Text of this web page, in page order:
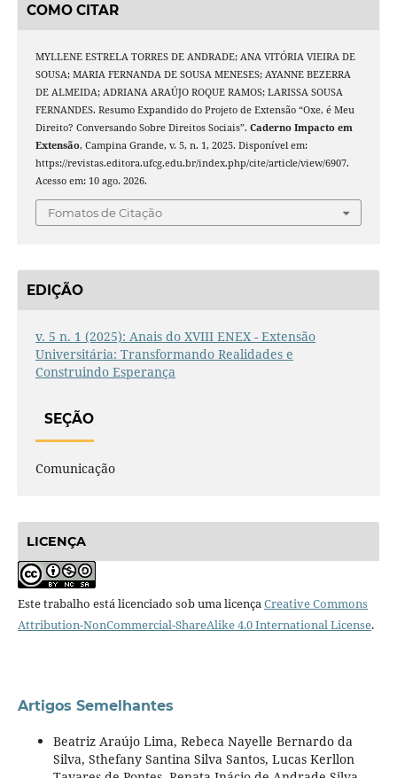
COMO CITAR
MYLLENE ESTRELA TORRES DE ANDRADE; ANA VITÓRIA VIEIRA DE
SOUSA; MARIA FERNANDA DE SOUSA MENESES; AYANNE BEZERRA
DE ALMEIDA; ADRIANA ARAÚJO ROQUE RAMOS; LARISSA SOUSA
FERNANDES. Resumo Expandido do Projeto de Extensão “Oxe, é Meu
Direito? Conversando Sobre Direitos Sociais”. Caderno Impacto em
Extensão, Campina Grande, v. 5, n. 1, 2025. Disponível em:
https://revistas.editora.ufcg.edu.br/index.php/cite/article/view/6907.
Acesso em: 10 ago. 2026.
Fomatos de Citação
EDIÇÃO
v. 5 n. 1 (2025): Anais do XVIII ENEX - Extensão
Universitária: Transformando Realidades e
Construindo Esperança
SEÇÃO
Comunicação
LICENÇA
Este trabalho está licenciado sob uma licençaCreative Commons
Attribution-NonCommercial-ShareAlike 4.0 International License.
Artigos Semelhantes
Beatriz Araújo Lima, Rebeca Nayelle Bernardo da
Silva, Sthefany Santina Silva Santos, Lucas Kerllon